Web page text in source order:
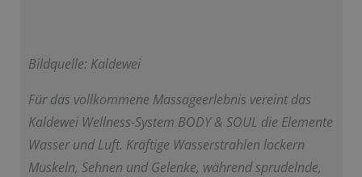
Bildquelle: Kaldewei
Für das vollkommene Massageerlebnis vereint das
Kaldewei Wellness-System BODY & SOUL die Elemente
Wasser und Luft. Kräftige Wasserstrahlen lockern
Muskeln, Sehnen und Gelenke, während sprudelnde,